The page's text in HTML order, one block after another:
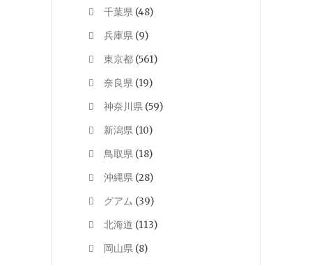
千葉県 (48)
兵庫県 (9)
東京都 (561)
奈良県 (19)
神奈川県 (59)
新潟県 (10)
鳥取県 (18)
沖縄県 (28)
グアム (39)
北海道 (113)
岡山県 (8)